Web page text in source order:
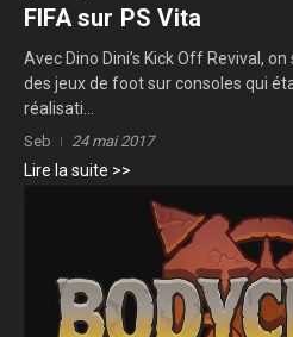
FIFA sur PS Vita
Avec Dino Dini’s Kick Off Revival,
des jeux de foot sur consoles qui
réalisati...
Seb 24 mai 2017
Lire la suite >>